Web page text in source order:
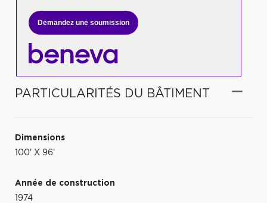
Demandez une soumission
PARTICULARITÉS DU BÂTIMENT
Dimensions
100' X 96'
Année de construction
1974